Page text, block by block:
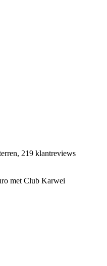
219 klantreviews
met Club Karwei